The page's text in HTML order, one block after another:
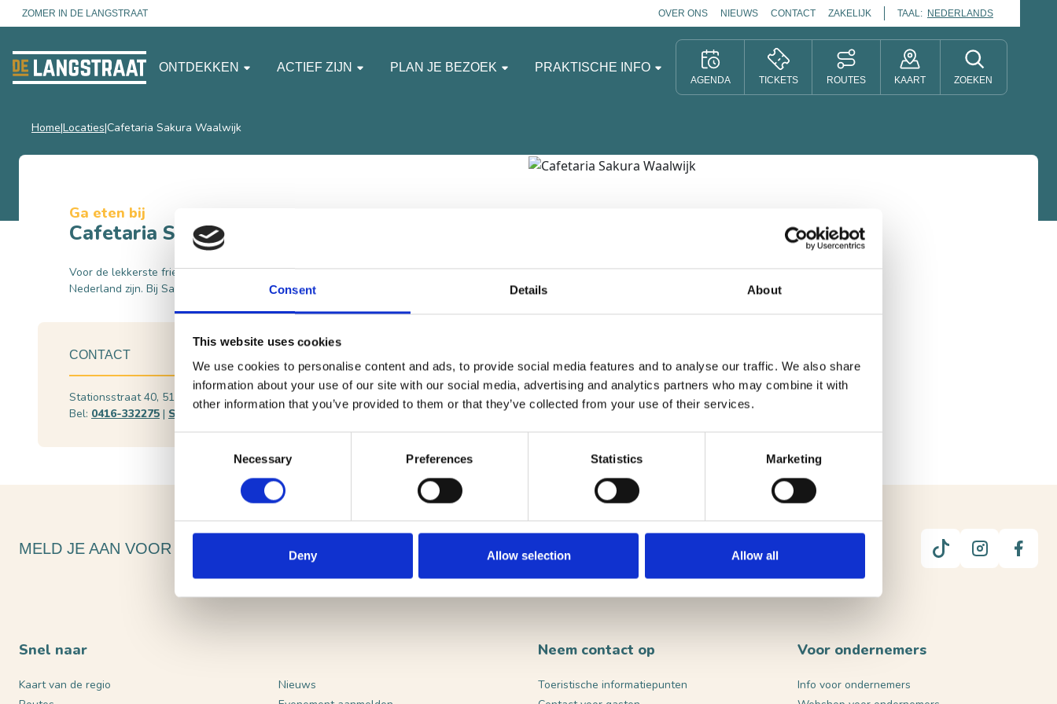
Consent Details About
This website uses cookies
We use cookies to personalise content and ads, to provide social media features and to analyse our traffic. We also share
information about your use of our site with our social media, advertising and analytics partners who may combine it with
other information that you’ve provided to them or that they’ve collected from your use of their services.
Necessary Preferences Statistics Marketing
Deny Allow selection Allow all
ZOMER IN DE LANGSTRAAT OVER ONS NIEUWS CONTACT ZAKELIJK TAAL: NEDERLANDS
ONTDEKKEN ACTIEF ZIJN PLAN JE BEZOEK PRAKTISCHE INFO
AGENDA TICKETS ROUTES KAART ZOEKEN
Home Locaties Cafetaria Sakura Waalwijk
Ga eten bij
Cafetaria Sakura Waalwijk
Voor de lekkerste frietjes en oosterse gerechten moet je in het zuiden van
Nederland zijn. Bij Sakura in Waalwijk om precies te zijn!
CONTACT
Stationsstraat 40, 5141 GE Waalwijk
Bel: 0416-332275 | Stuur een e-mail
Plan je route
Bekijk website
MELD JE AAN VOOR ONZE NIEUWSBRIEF
Snel naar
Kaart van de regio
Nieuws
Neem contact op
Toeristische informatiepunten
Voor ondernemers
Info voor ondernemers